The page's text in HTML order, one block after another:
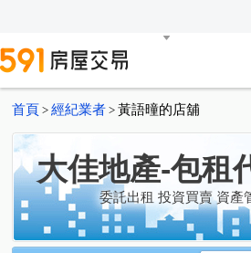
首頁 > 經紀業者 > 黃語曈的店舖
大佳地產-包租
委託出租 投資買賣 資產